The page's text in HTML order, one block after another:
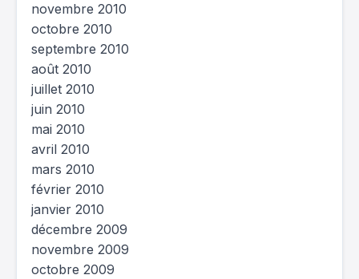
novembre 2010
octobre 2010
septembre 2010
août 2010
juillet 2010
juin 2010
mai 2010
avril 2010
mars 2010
février 2010
janvier 2010
décembre 2009
novembre 2009
octobre 2009